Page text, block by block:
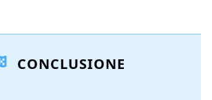
CONCLUSIONE